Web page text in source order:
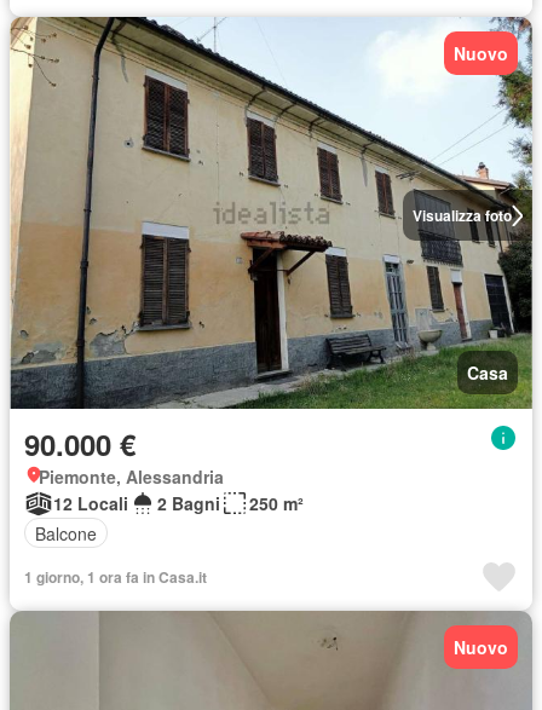
Visualizza foto
Nuovo
Casa
90.000 €
Piemonte, Alessandria
12 Locali
2 Bagni
250 m²
Balcone
1 giorno, 1 ora fa in Casa.it
Nuovo